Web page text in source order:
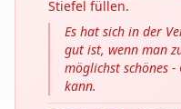
Stiefel füllen.
Es hat sich in der
gut ist, wenn man
möglichst schönes
kann.